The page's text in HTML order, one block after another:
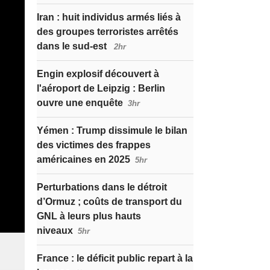
Iran : huit individus armés liés à
des groupes terroristes arrêtés
dans le sud-est
2hr
Engin explosif découvert à
l'aéroport de Leipzig : Berlin
ouvre une enquête 3hr
Yémen : Trump dissimule le bilan
des victimes des frappes
américaines en 2025 5hr
Perturbations dans le détroit
d’Ormuz ; coûts de transport du
GNL à leurs plus hauts
niveaux 5hr
France : le déficit public repart à la